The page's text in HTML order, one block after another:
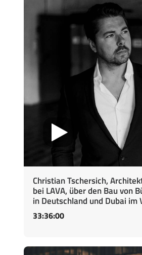
Christian Tschersich,
bei LAVA, über den Bau von
in Deutschland und Dubai im
33:36:00